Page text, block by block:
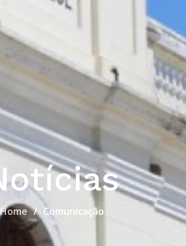
Home Comunicação